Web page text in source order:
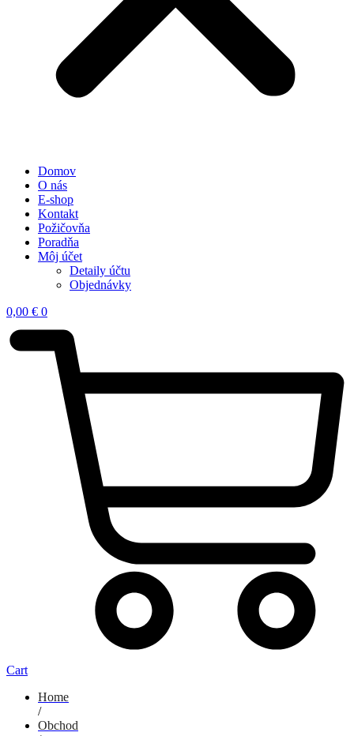
Domov
O nás
E-shop
Kontakt
Požičovňa
Poradňa
Môj účet
Detaily účtu
Objednávky
0,00 € 0
Cart
Home
/
Obchod